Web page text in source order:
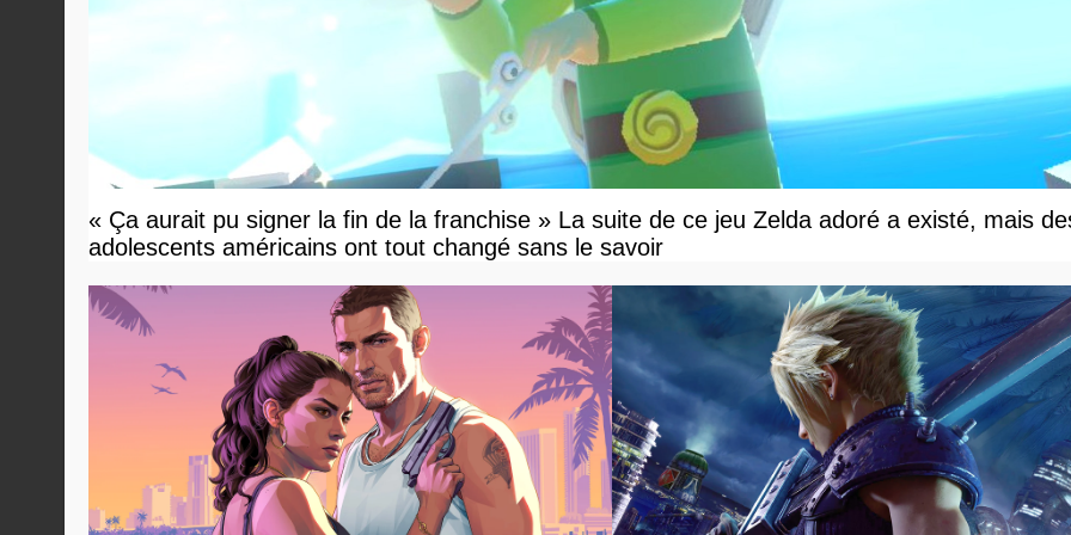
« Ça aurait pu signer la fin de la franchise » La suite de ce jeu Zelda adoré a existé, mais
adolescents américains ont tout changé sans le savoir